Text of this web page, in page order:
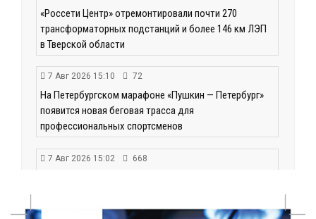
«Россети Центр» отремонтировали почти 270
трансформаторных подстанций и более 146 км ЛЭП
в Тверской области
7 Авг 2026 15:10 72
На Петербургском марафоне «Пушкин — Петербург»
появится новая беговая трасса для
профессиональных спортсменов
7 Авг 2026 15:02 668